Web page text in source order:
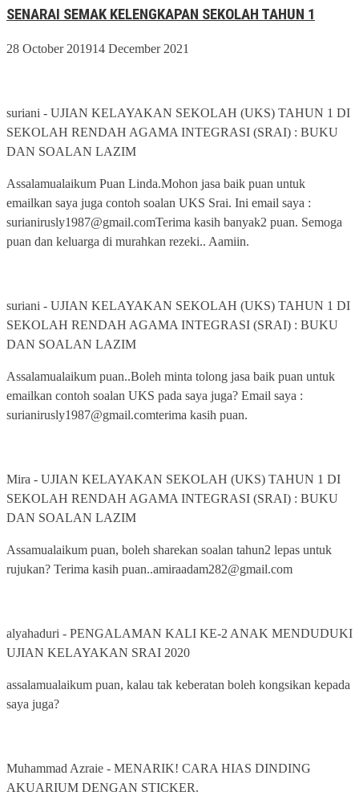
SENARAI SEMAK KELENGKAPAN SEKOLAH TAHUN 1
28 October 201914 December 2021
suriani - UJIAN KELAYAKAN SEKOLAH (UKS) TAHUN 1 DI
SEKOLAH RENDAH AGAMA INTEGRASI (SRAI) : BUKU
DAN SOALAN LAZIM
Assalamualaikum Puan Linda.Mohon jasa baik puan untuk
emailkan saya juga contoh soalan UKS Srai. Ini email saya :
surianirusly1987@gmail.comTerima kasih banyak2 puan. Semoga
puan dan keluarga di murahkan rezeki.. Aamiin.
suriani - UJIAN KELAYAKAN SEKOLAH (UKS) TAHUN 1 DI
SEKOLAH RENDAH AGAMA INTEGRASI (SRAI) : BUKU
DAN SOALAN LAZIM
Assalamualaikum puan..Boleh minta tolong jasa baik puan untuk
emailkan contoh soalan UKS pada saya juga? Email saya :
surianirusly1987@gmail.comterima kasih puan.
Mira - UJIAN KELAYAKAN SEKOLAH (UKS) TAHUN 1 DI
SEKOLAH RENDAH AGAMA INTEGRASI (SRAI) : BUKU
DAN SOALAN LAZIM
Assamualaikum puan, boleh sharekan soalan tahun2 lepas untuk
rujukan? Terima kasih puan..amiraadam282@gmail.com
alyahaduri - PENGALAMAN KALI KE-2 ANAK MENDUDUKI
UJIAN KELAYAKAN SRAI 2020
assalamualaikum puan, kalau tak keberatan boleh kongsikan kepada
saya juga?
Muhammad Azraie - MENARIK! CARA HIAS DINDING
AKUARIUM DENGAN STICKER.